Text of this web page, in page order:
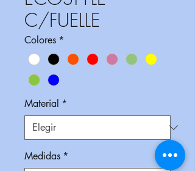
C/FUELLE
Colores *
Material *
Medidas *